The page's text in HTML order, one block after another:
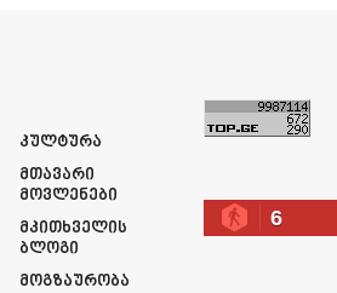
Კულტურა
Მთავარი
Მოვლენები
Მკითხველის
Ბლოგი
Მოგზაურობა
6